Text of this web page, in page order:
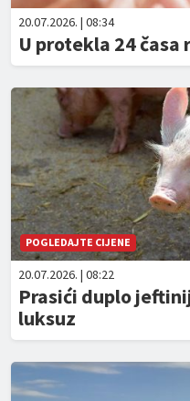
20.07.2026. | 08:34
U protekla 24 časa
POGLEDAJTE CIJENE
20.07.2026. | 08:22
Prasići duplo
luksuz